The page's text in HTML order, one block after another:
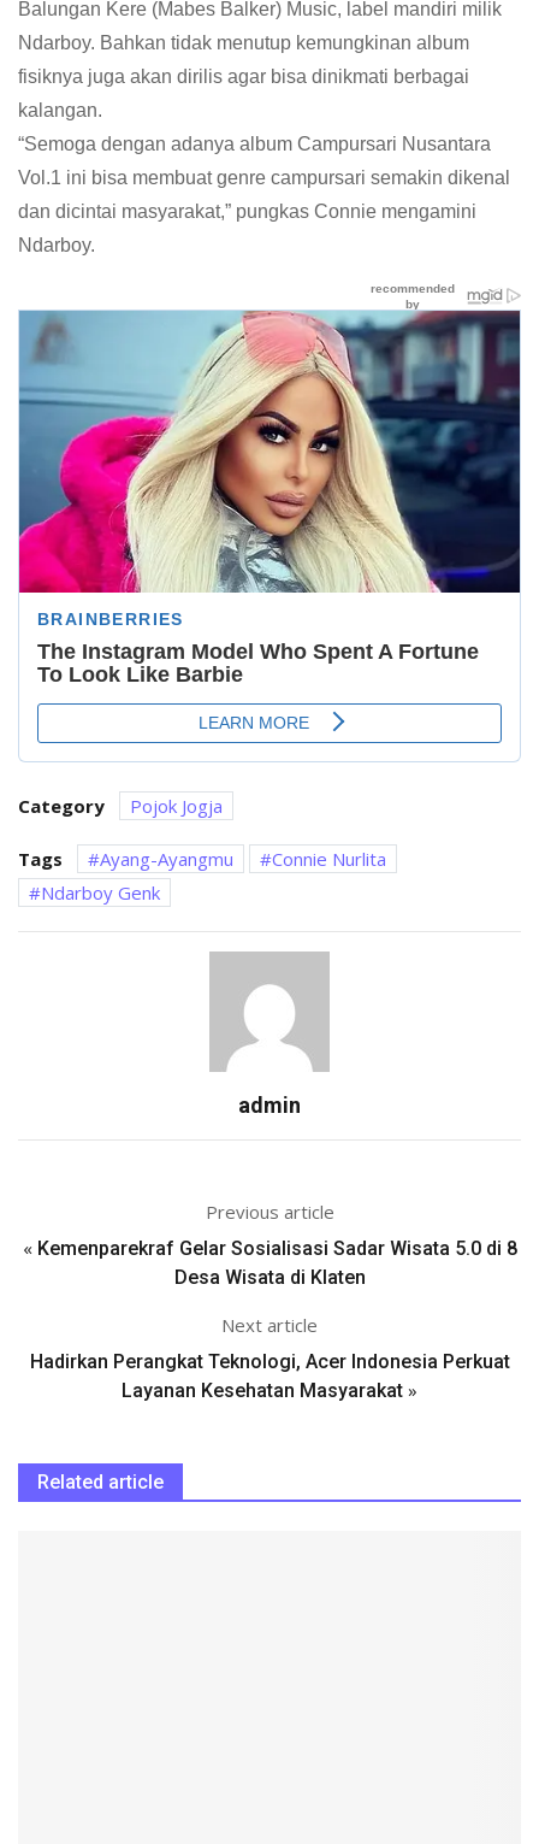
Balungan Kere (Mabes Balker) Music, label mandiri milik
Ndarboy. Bahkan tidak menutup kemungkinan album
fisiknya juga akan dirilis agar bisa dinikmati berbagai
kalangan.
“Semoga dengan adanya album Campursari Nusantara
Vol.1 ini bisa membuat genre campursari semakin dikenal
dan dicintai masyarakat,” pungkas Connie mengamini
Ndarboy.
Category Pojok Jogja
Tags Ayang-Ayangmu
Connie Nurlita
Ndarboy Genk
admin
Previous article
« Kemenparekraf Gelar Sosialisasi Sadar Wisata 5.0 di 8
Desa Wisata di Klaten
Next article
Hadirkan Perangkat Teknologi, Acer Indonesia Perkuat
Layanan Kesehatan Masyarakat »
Related article